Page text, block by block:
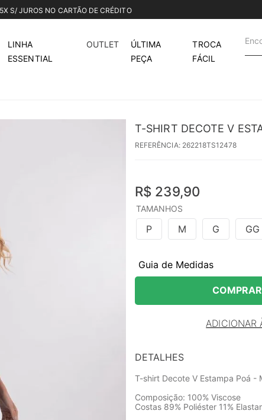
S/ JUROS NO CARTÃO DE CRÉDITO
LINHA
ESSENTIAL
OUTLET
ÚLTIMA
PEÇA
TROCA
FÁCIL
T-SHIRT DECOTE V
REFERÊNCIA: 262218TS12478
R$ 239,90
TAMANHOS
P M G GG
Guia de Medidas
ADICIONAR
DETALHES
T-shirt Decote V Estampa Poá -
Composição: 100% Viscose
Costas 89% Poliéster 11%